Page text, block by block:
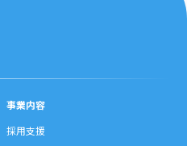
事業内容
採用支援